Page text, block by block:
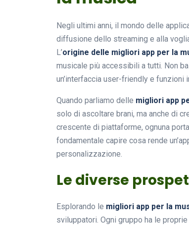
Negli ultimi anni, il mondo delle
diffusione dello streaming e alla
L’origine delle migliori app per la
musicale più accessibili a tutti. Non
un’interfaccia user-friendly e funzioni
Quando parliamo delle migliori app
solo di ascoltare brani, ma anche di
crescente di piattaforme, ognuna
fondamentale capire cosa rende
personalizzazione.
Le diverse
Esplorando le migliori app per la
sviluppatori. Ogni gruppo ha le